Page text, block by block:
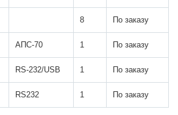
8 По заказу
АПС-70 1 По заказу
RS-232/USB 1 По заказу
RS232 1 По заказу